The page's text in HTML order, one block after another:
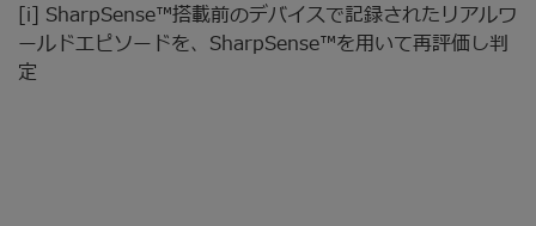
[i] SharpSense™搭載前のデバイスで記録されたリアルワ
ールドエピソードを、SharpSense™を用いて再評価し判
定